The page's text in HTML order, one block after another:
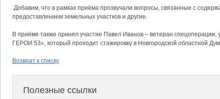
Добавим, что в рамках приёма прозвучали вопросы, связанные с
предоставлением земельных участков и другие.
В приёме также принял участие Павел Иванов – ветеран
ГЕРОИ 53», который проходит стажировку в Новгородской областной
Возврат к списку
Полезные ссылки